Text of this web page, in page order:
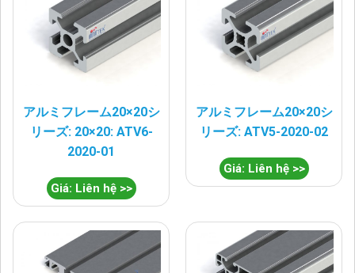
アルミフレーム20×20シ
リーズ: 20×20: ATV6-
2020-01
Giá: Liên hệ >>
アルミフレーム20×20シ
リーズ: ATV5-2020-02
Giá: Liên hệ >>